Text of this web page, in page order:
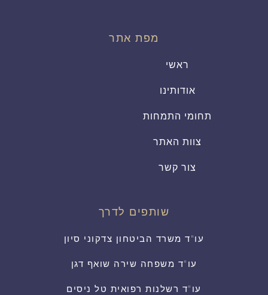
מפת אתר
ראשי
אודותינו
תחומי התמחות
צוות האתר
צור קשר
שותפים לדרך
עו"ד משרד הביטחון צדקוני סיון
עו"ד משפחה שירה שואף דגן
עו"ד רשלנות רפואית טל ניסים